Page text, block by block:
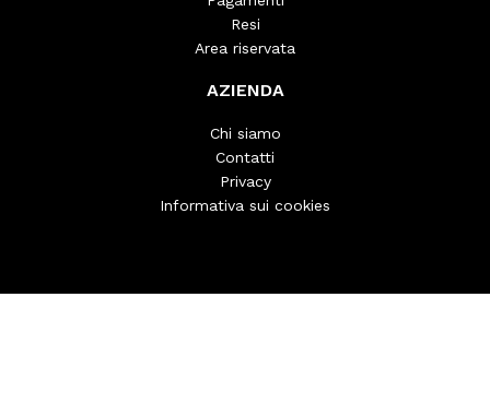
Resi
Area riservata
AZIENDA
Chi siamo
Contatti
Privacy
Informativa sui cookies